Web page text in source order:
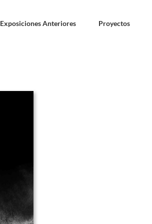
Exposiciones Anteriores Proyectos